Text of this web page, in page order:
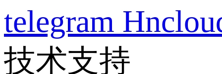
telegram
技术支持